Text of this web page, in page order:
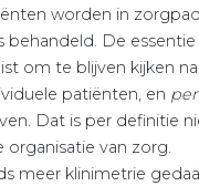
worden in
behandeld. De
om te blijven kijken
patiënten, en
Dat is per definitie
organisatie van zorg.
meer klinimetrie